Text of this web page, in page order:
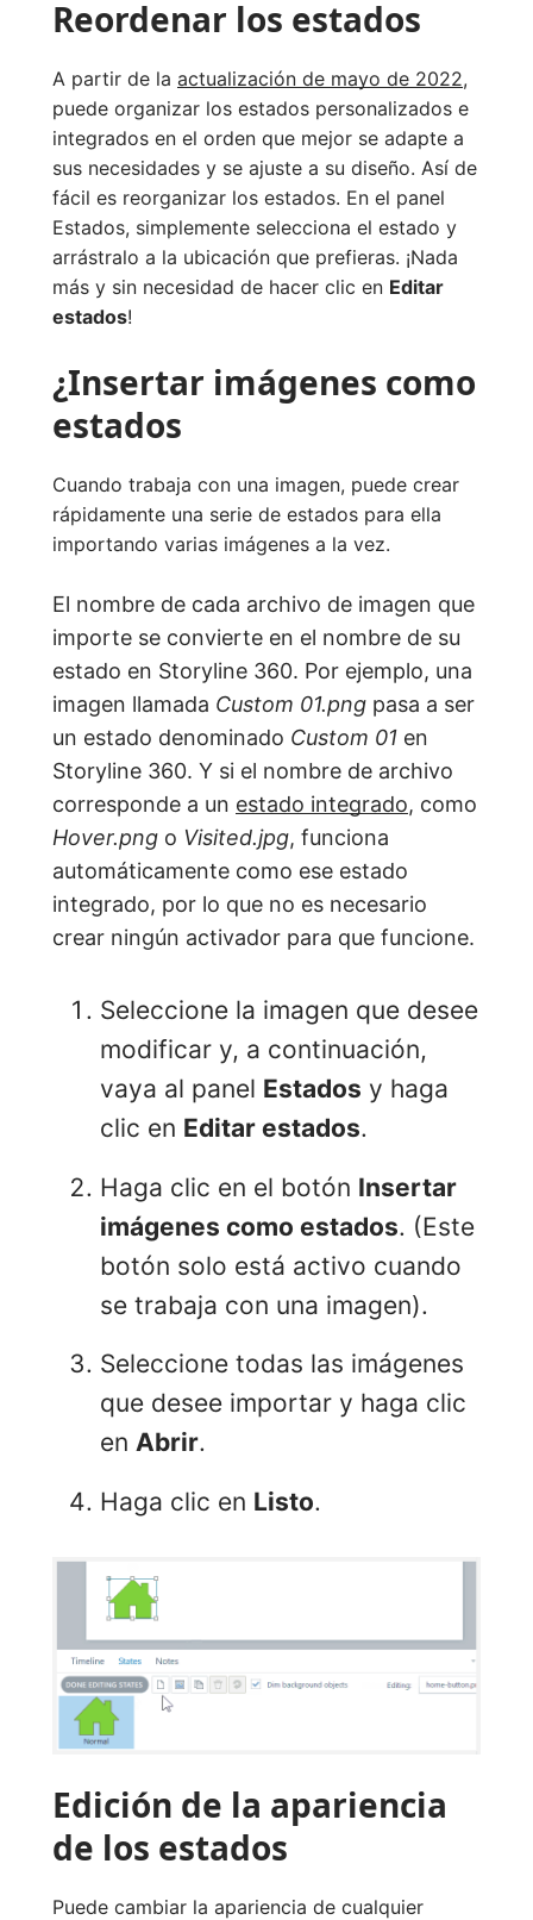
Reordenar los estados
A partir de la actualización de mayo de 2022,
puede organizar los estados personalizados e
integrados en el orden que mejor se adapte a
sus necesidades y se ajuste a su diseño. Así de
fácil es reorganizar los estados. En el panel
Estados, simplemente selecciona el estado y
arrástralo a la ubicación que prefieras. ¡Nada
más y sin necesidad de hacer clic en Editar
estados!
¿Insertar imágenes como
estados
Cuando trabaja con una imagen, puede crear
rápidamente una serie de estados para ella
importando varias imágenes a la vez.
El nombre de cada archivo de imagen que
importe se convierte en el nombre de su
estado en Storyline 360. Por ejemplo, una
imagen llamada Custom 01.png pasa a ser
un estado denominado Custom 01 en
Storyline 360. Y si el nombre de archivo
corresponde a un estado integrado, como
Hover.png o Visited.jpg, funciona
automáticamente como ese estado
integrado, por lo que no es necesario
crear ningún activador para que funcione.
Seleccione la imagen que desee
modificar y, a continuación,
vaya al panel Estados y haga
clic en Editar estados.
Haga clic en el botón Insertar
imágenes como estados. (Este
botón solo está activo cuando
se trabaja con una imagen).
Seleccione todas las imágenes
que desee importar y haga clic
en Abrir.
Haga clic en Listo.
Edición de la apariencia
de los estados
Puede cambiar la apariencia de cualquier